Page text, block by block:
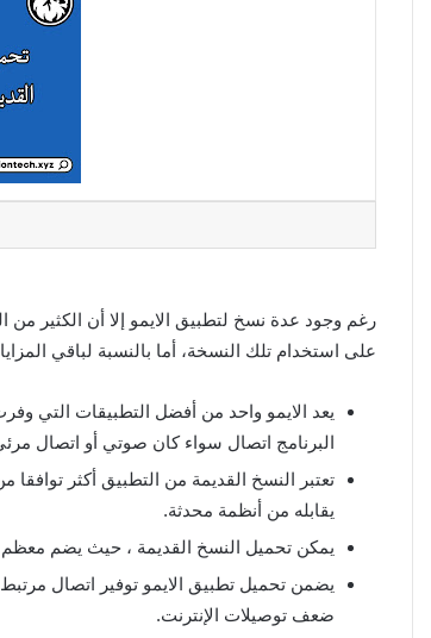
رغم وجود عدة نسخ لتطبيق الايمو إلا أن الكثير
على استخدام تلك النسخة، أما بالنسبة لباقي
يعد الايمو واحد من أفضل التطبيقات التي
البرنامج اتصال سواء كان صوتي أو اتصال
تعتبر النسخ القديمة من التطبيق أكثر توافقا
يقابله من أنظمة محدثة.
يمكن تحميل النسخ القديمة ، حيث يضم معظم
يضمن تحميل تطبيق الايمو توفير اتصال
ضعف توصيلات الإنترنت.